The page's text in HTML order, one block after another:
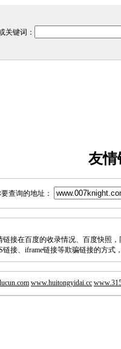
关键词：
友情
查询的地址：
接在百度的收录情况、百度快照
链接、iframe链接等欺骗链接的方式
www.huitongyidai.cc